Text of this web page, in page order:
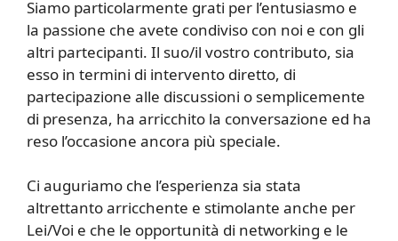
Siamo particolarmente grati per l’entusiasmo e
la passione che avete condiviso con noi e con gli
altri partecipanti. Il suo/il vostro contributo, sia
esso in termini di intervento diretto, di
partecipazione alle discussioni o semplicemente
di presenza, ha arricchito la conversazione ed ha
reso l’occasione ancora più speciale.
Ci auguriamo che l’esperienza sia stata
altrettanto arricchente e stimolante anche per
Lei/Voi e che le opportunità di networking e le